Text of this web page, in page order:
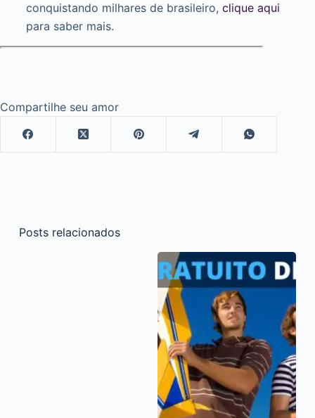
conquistando milhares de brasileiro, clique aqui
para saber mais.
Compartilhe seu amor
Posts relacionados